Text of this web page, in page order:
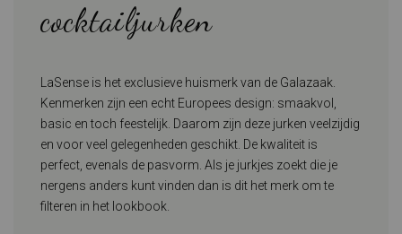
cocktailjurken
LaSense is het exclusieve huismerk van de Galazaak.
Kenmerken zijn een echt Europees design: smaakvol,
basic en toch feestelijk. Daarom zijn deze jurken veelzijdig
en voor veel gelegenheden geschikt. De kwaliteit is
perfect, evenals de pasvorm. Als je jurkjes zoekt die je
nergens anders kunt vinden dan is dit het merk om te
filteren in het lookbook.